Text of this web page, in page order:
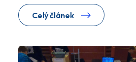
Celý článek